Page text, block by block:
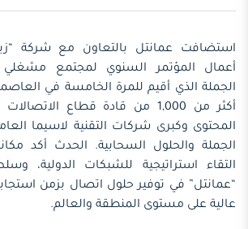
استضافت عمانتل بالتعاون مع شركة
أعمال المؤتمر السنوي لمجتمع مشغلي
الجملة الذي أقيم للمرة الخامسة في
أكثر من 1,000 من قادة قطاع
المحتوى وكبرى شركات التقنية لاسيما
الجملة والحلول السحابية. الحدث أكد
التقاء استراتيجية للشبكات الدولية،
“عمانتل” في توفير حلول اتصال بزمن
عالية على مستوى المنطقة والعالم.